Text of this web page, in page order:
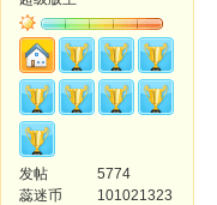
发帖
5774
蕊迷币
101021323